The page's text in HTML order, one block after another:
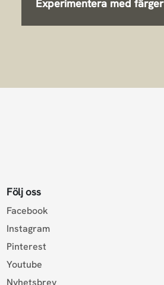
Experimentera med färger
Följ oss
Facebook
Instagram
Pinterest
Youtube
Nyhetsbrev